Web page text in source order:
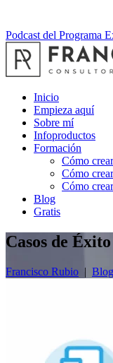
Podcast del Programa
Inicio
Empieza aquí
Sobre mí
Infoproductos
Formación
Cómo
Cómo
Cómo
Blog
Gratis
Casos de Éxito
Francisco Rubio | Blog